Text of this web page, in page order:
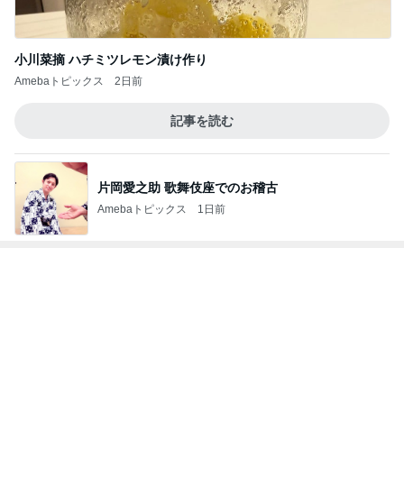
小川菜摘 ハチミツレモン漬け作り
Amebaトピックス 2日前
記事を読む
片岡愛之助 歌舞伎座でのお稽古
Amebaトピックス 1日前